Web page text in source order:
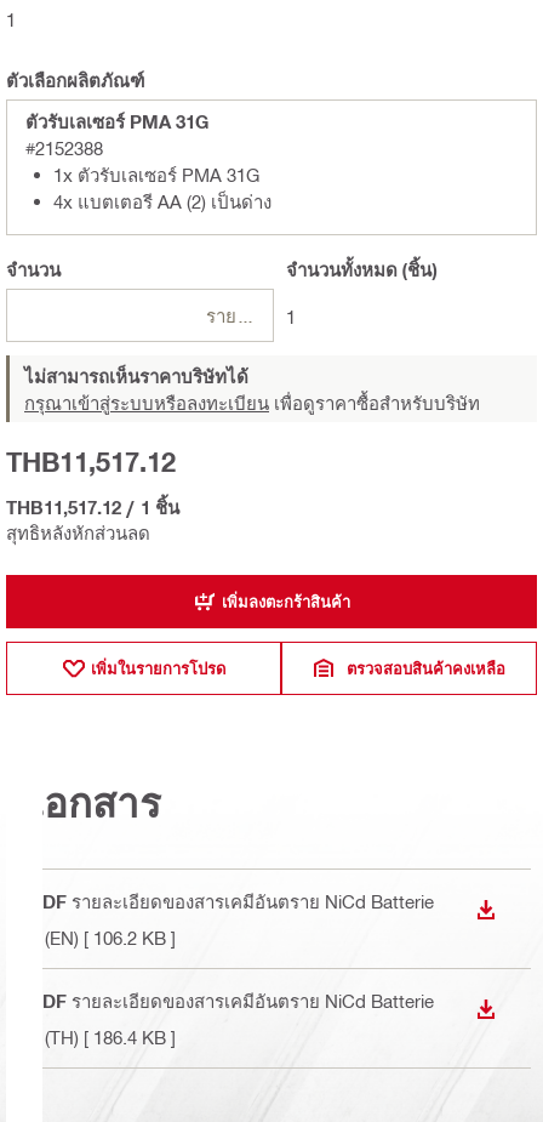
1
ตัวเลือกผลิตภัณฑ์
ตัวรับเลเซอร์ PMA 31G
#2152388
1x ตัวรับเลเซอร์ PMA 31G
4x แบตเตอรี AA (2) เป็นด่าง
จำนวน จำนวนทั้งหมด (ชิ้น)
1
ไม่สามารถเห็นราคาบริษัทได้
กรุณาเข้าสู่ระบบหรือลงทะเบียน เพื่อดูราคาซื้อสำหรับบริษัท
สุทธิหลังหักส่วนลด
THB11,517.12
THB11,517.12 / 1 ชิ้น
เพิ่มลงตะกร้าสินค้า
เพิ่มในรายการโปรด ตรวจสอบสินค้าคงเหลือ
เอกสาร
PDF รายละเอียดของสารเคมีอันตราย NiCd Batterie
s (EN) [ 106.2 KB ]
PDF รายละเอียดของสารเคมีอันตราย NiCd Batterie
s (TH) [ 186.4 KB ]